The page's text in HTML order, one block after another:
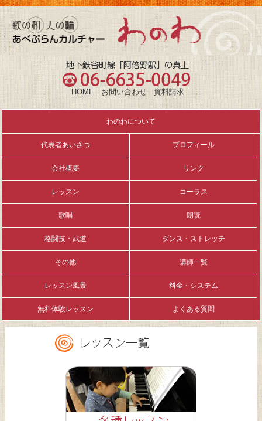
HOME お問い合わせ 資料請求
わのわについて
代表者あいさつ プロフィール
会社概要 リンク
レッスン コーラス
歌唱 朗読
格闘技・武道 ダンス・ストレッチ
その他 講師一覧
レッスン風景 料金・システム
無料体験レッスン よくある質問